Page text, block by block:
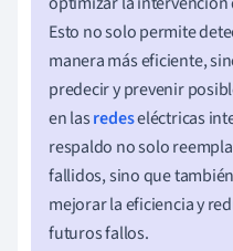
Esto no solo permite
manera más eficiente,
predecir y prevenir
en lasredeseléctricas
respaldo no solo
fallidos, sino que
mejorar la eficiencia y
futuros fallos.